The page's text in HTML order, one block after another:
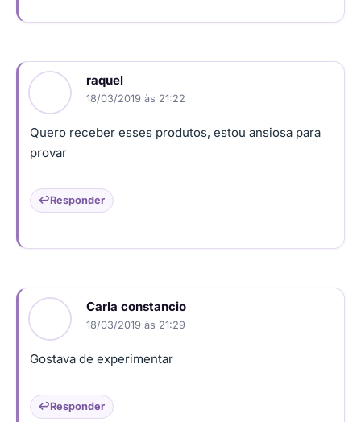
raquel
18/03/2019 às 21:22
Quero receber esses produtos, estou ansiosa para
provar
Responder
Carla constancio
18/03/2019 às 21:29
Gostava de experimentar
Responder